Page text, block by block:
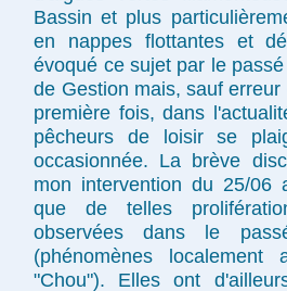
Bassin et plus
en nappes flottantes et
évoqué ce sujet par le
de Gestion mais, sauf
première fois, dans
pêcheurs de loisir se
occasionnée. La brève
mon intervention du 25/06
que de telles
observées dans le
(phénomènes localement
"Chou"). Elles ont